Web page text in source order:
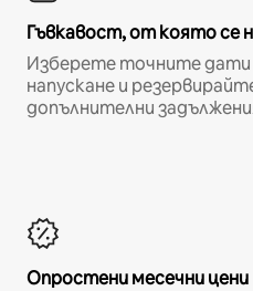
Гъвкавост, от която се
Изберете точните дати
напускане и
допълнителни
Опростени месечни цени